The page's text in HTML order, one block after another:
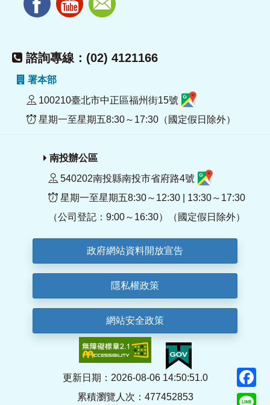
諮詢專線：(02) 4121166
署本部
100210臺北市中正區福州街15號
星期一至星期五8:30～17:30（國定假日除外）
南投辦公區
540202南投縣南投市省府路4號
星期一至星期五8:30～12:30 | 13:30～17:30
（公司登記：9:00～16:30）（國定假日除外）
政府網站資料開放宣告
隱私權政策
網站安全政策
更新日期：2026-08-06 14:50:51.0
累積瀏覽人次：477452853